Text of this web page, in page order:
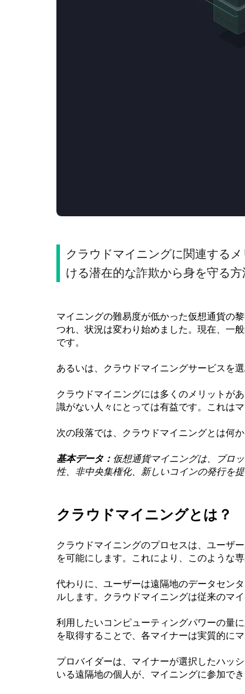
クラウドマイニングに関連する
ける潜在的な詐欺から身を守る方
マイニングの難易度が低かった仮想通貨の
つれ、状況は変わり始めました。現在、一
です。
あるいは、クラウドマイニングサービスを選
クラウドマイニングには多くのメリットが
識がない人々にとっては有益です。これは
次の段落では、クラウドマイニングとは何
基本データ： 仮想通貨マイニングは、ブロ
性、非中央集権化、新しいコインの発行を
クラウドマイニングとは？
クラウドマイニングのプロセスは、ユーザ
を可能にします。これにより、このような
代わりに、ユーザーは遠隔地のデータセン
ルします。クラウドマイニングは従来のマ
利用したいコンピューティングパワーの量
を取得することで、各マイナーは実質的に
プロバイダーは、マイナーが選択したハッ
いる遠隔地の個人が、マイニングに参加でき